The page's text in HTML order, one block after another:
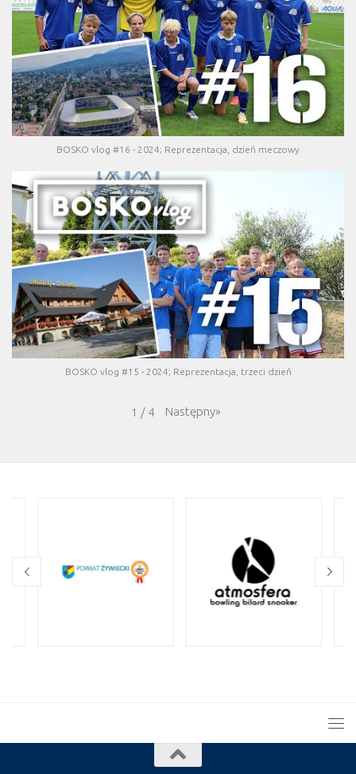
BOSKO vlog #16 - 2024; Reprezentacja, dzień meczowy
BOSKO vlog #15 - 2024; Reprezentacja, trzeci dzień
1 / 4 Następny»